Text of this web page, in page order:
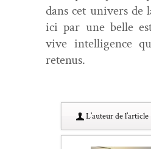
dans cet univers de
ici par une belle
vive intel­li­gence
retenus.
L’au­teur de l’article